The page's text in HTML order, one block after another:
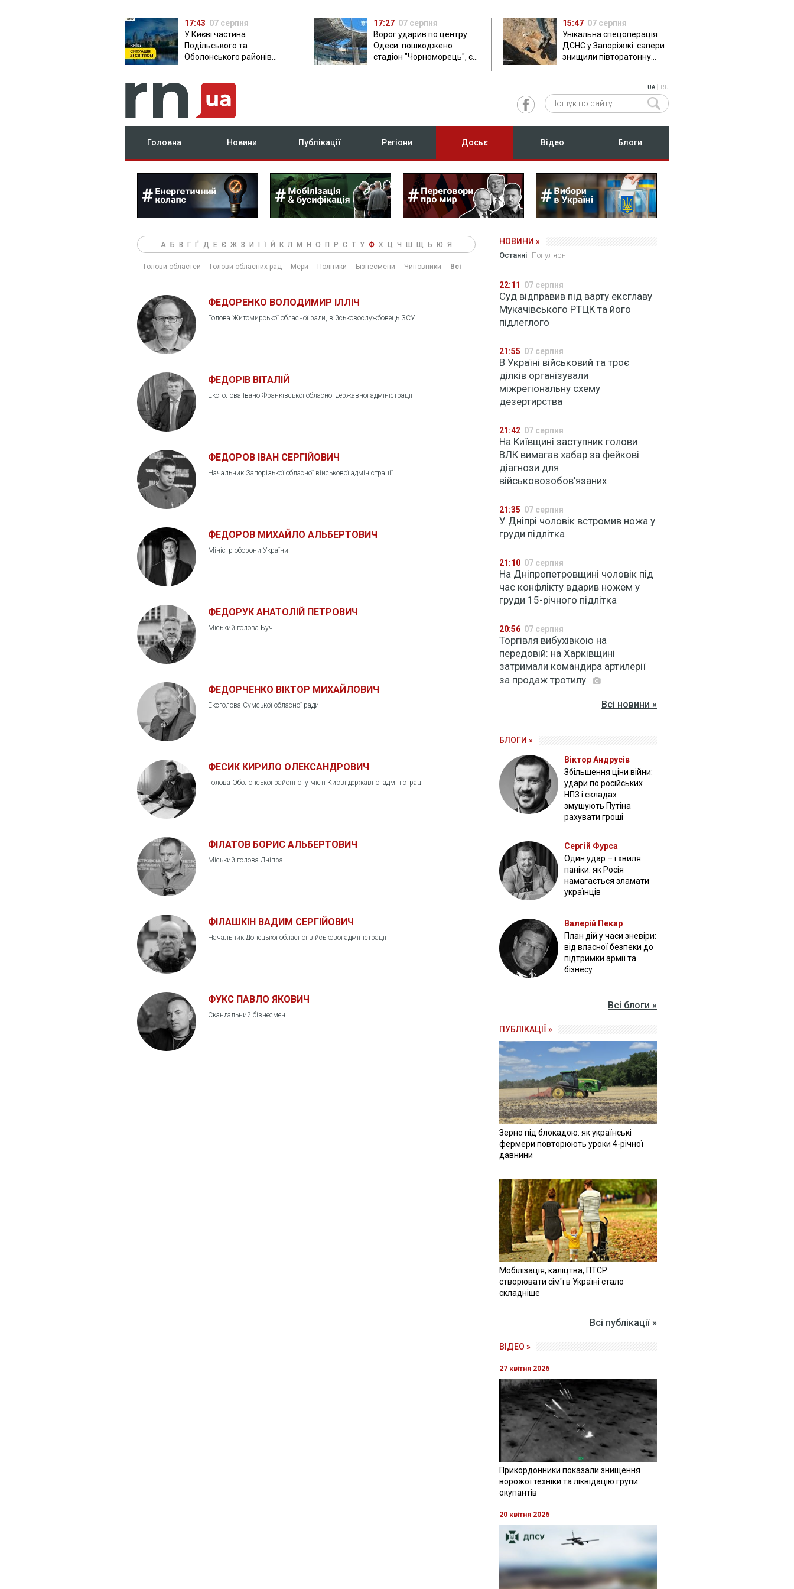
17:43 07 серпня
У Києві частина
Подільського та
Оболонського районів
17:27 07 серпня
Ворог ударив по центру
Одеси: пошкоджено
стадіон "Чорноморець", є
15:47 07 серпня
Унікальна спецоперація
ДСНС у Запоріжжі: сапери
знищили півторатонну
UA| RU
Головна Новини Публікації Регіони Досьє Відео Блоги
А Б В Г Ґ Д Е Є Ж З И Й К Л М Н О П Р С Т У Ф Х Ц Ч Ш Щ Ь Ю Я
Голови областей Голови обласних рад Мери Політики Бізнесмени Чиновники Всі
ФЕДОРЕНКО ВОЛОДИМИР ІЛЛІЧ
Голова Житомирської обласної ради, військовослужбовець ЗСУ
ФЕДОРІВ ВІТАЛІЙ
Ексголова Івано-Франківської обласної державної адміністрації
ФЕДОРОВ ІВАН СЕРГІЙОВИЧ
Начальник Запорізької обласної військової адміністрації
ФЕДОРОВ МИХАЙЛО АЛЬБЕРТОВИЧ
Міністр оборони України
ФЕДОРУК АНАТОЛІЙ ПЕТРОВИЧ
Міський голова Бучі
ФЕДОРЧЕНКО ВІКТОР МИХАЙЛОВИЧ
Ексголова Сумської обласної ради
ФЕСИК КИРИЛО ОЛЕКСАНДРОВИЧ
Голова Оболонської районної у місті Києві державної адміністрації
ФІЛАТОВ БОРИС АЛЬБЕРТОВИЧ
Міський голова Дніпра
ФІЛАШКІН ВАДИМ СЕРГІЙОВИЧ
Начальник Донецької обласної військової адміністрації
ФУКС ПАВЛО ЯКОВИЧ
Скандальний бізнесмен
НОВИНИ »
Останні Популярні
22:11 07 серпня
Суд відправив під варту ексглаву
Мукачівського РТЦК та його
підлеглого
21:55 07 серпня
В Україні військовий та троє
ділків організували
міжрегіональну схему
дезертирства
21:42 07 серпня
На Київщині заступник голови
ВЛК вимагав хабар за фейкові
діагнози для
військовозобов'язаних
21:35 07 серпня
У Дніпрі чоловік встромив ножа у
груди підлітка
21:10 07 серпня
На Дніпропетровщині чоловік під
час конфлікту вдарив ножем у
груди 15-річного підлітка
20:56 07 серпня
Торгівля вибухівкою на
передовій: на Харківщині
затримали командира артилерії
за продаж тротилу
Всі новини »
БЛОГИ »
Віктор Андрусів
Збільшення ціни війни:
удари по російських
НПЗ і складах
змушують Путіна
рахувати гроші
Сергій Фурса
Один удар – і хвиля
паніки: як Росія
намагається зламати
українців
Валерій Пекар
План дій у часи зневіри:
від власної безпеки до
підтримки армії та
бізнесу
Всі блоги »
ПУБЛІКАЦІЇ »
Зерно під блокадою: як українські
фермери повторюють уроки 4-річної
давнини
Мобілізація, каліцтва, ПТСР:
створювати сім'ї в Україні стало
складніше
Всі публікації »
ВІДЕО »
27 квітня 2026
Прикордонники показали знищення
ворожої техніки та ліквідацію групи
окупантів
20 квітня 2026